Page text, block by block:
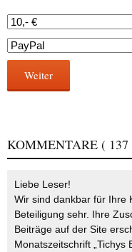
Weiter
KOMMENTARE ( 137
Liebe Leser!
Wir sind dankbar für Ihre
Beteiligung sehr. Ihre
Beiträge auf der Site
Monatszeitschrift „Tichys